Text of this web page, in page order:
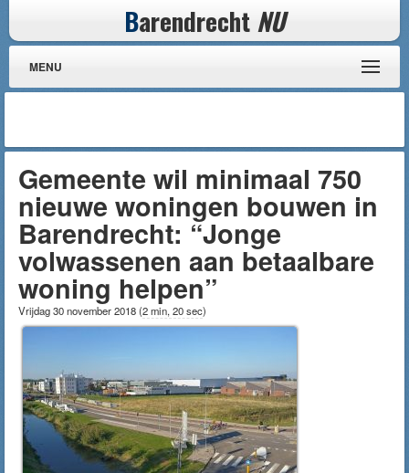
Barendrecht NU
MENU
Gemeente wil minimaal 750
nieuwe woningen bouwen in
Barendrecht: “Jonge
volwassenen aan betaalbare
woning helpen”
Vrijdag 30 november 2018(2 min, 20 sec)